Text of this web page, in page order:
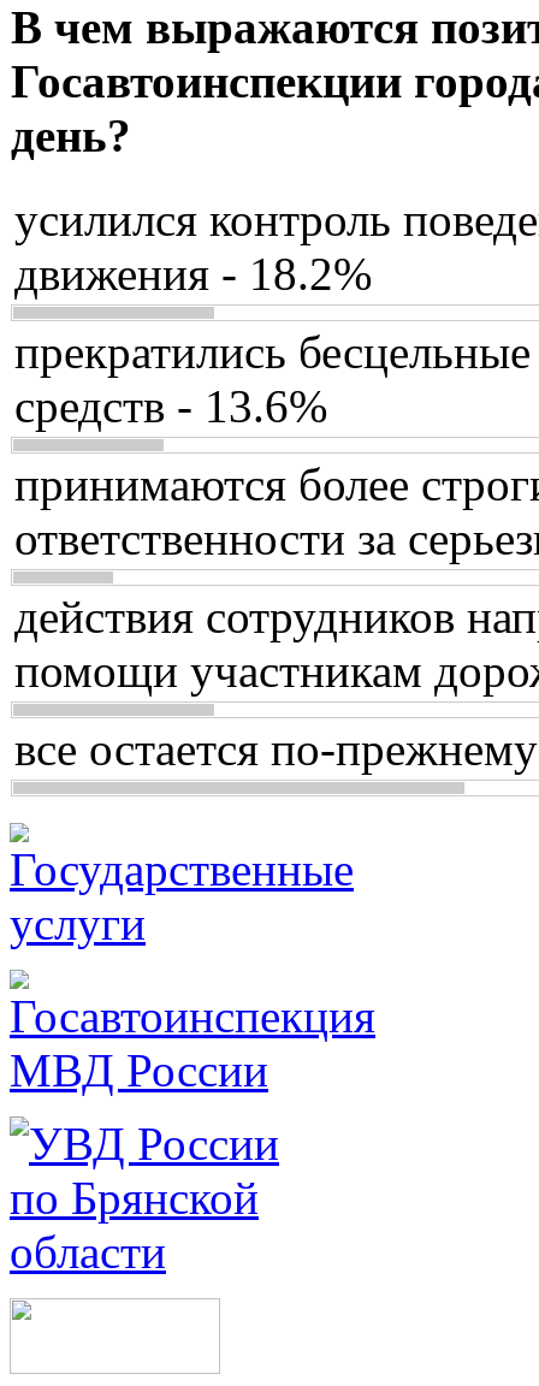
В чем выражаются
Госавтоинспекции
день?
усилился контроль
движения - 18.2%
прекратились
средств - 13.6%
принимаются более
ответственности за
действия сотрудников
помощи участникам
все остается по-